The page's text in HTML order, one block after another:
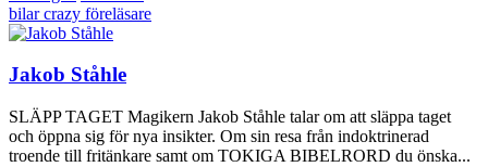
bilarcrazy föreläsare
Jakob Ståhle
SLÄPP TAGET Magikern Jakob Ståhle talar om att släppa taget
och öppna sig för nya insikter. Om sin resa från indoktrinerad
troende till fritänkare samt om TOKIGA BIBELRORD du önska...